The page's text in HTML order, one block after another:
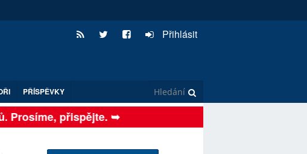
Přihlásit
PŘÍSPĚVKY
přispějte. ➥